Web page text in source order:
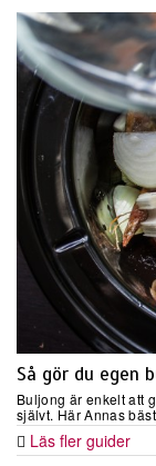
Så gör du egen
Buljong är enkelt att
självt. Här Annas
Läs fler guider